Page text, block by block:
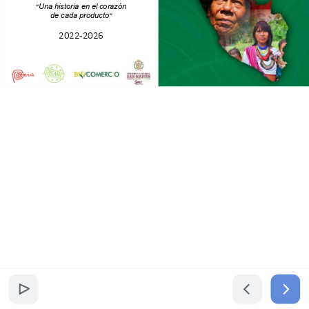
“Una historia en elcorazón
de cada producto”
2022-2026
Modelo
Basado